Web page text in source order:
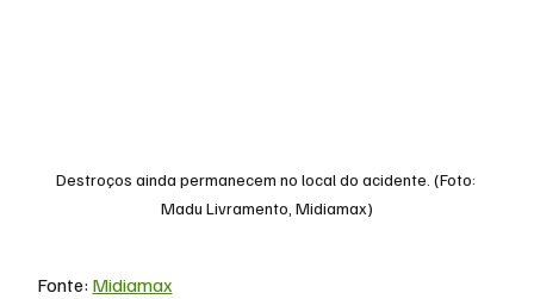
Destroços ainda permanecem no local do acidente. (Foto:
Madu Livramento, Midiamax)
Fonte: Midiamax